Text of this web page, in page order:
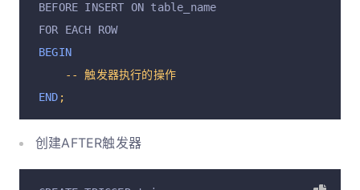
BEFORE INSERT ON table_name
FOR EACH ROW
BEGIN
--
触发器执行的操作
END ;
创建AFTER触发器